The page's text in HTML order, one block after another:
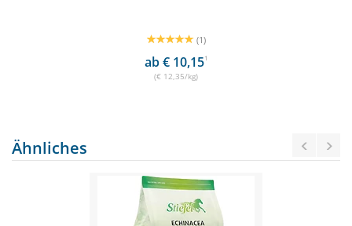
(1)
ab € 10,151
(€ 12,35/kg)
Ähnliches